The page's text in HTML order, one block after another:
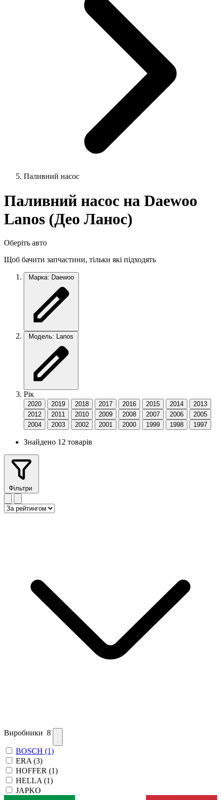
Паливний насос
Паливний насос на Daewoo
Lanos (Део Ланос)
Оберіть авто
Щоб бачити запчастини, тільки які підходять
Марка: Daewoo
Модель: Lanos
Рік
2020 2019 2018 2017 2016 2015 2014
2013
2012
2011 2010 2009 2008 2007 2006
2005
2004
2003 2002 2001 2000 1999 1998 1997
Знайдено 12 товарів
Фільтри
Виробники 8
BOSCH (1)
ERA (3)
HOFFER (1)
HELLA (1)
JAPKO